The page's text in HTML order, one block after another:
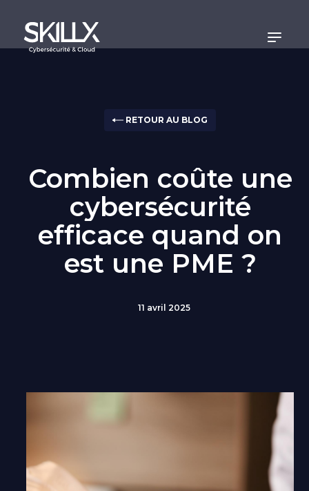
RETOUR AU BLOG
Combien coûte une
cybersécurité
efficace quand on
est une PME ?
11 avril 2025